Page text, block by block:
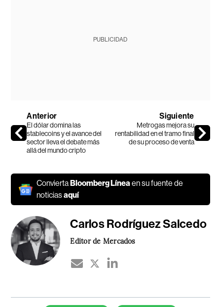
PUBLICIDAD
Anterior
El dólar domina las
stablecoins y el avance del
sector lleva el debate más
allá del mundo cripto
Siguiente
Metrogas mejora su
rentabilidad en el tramo final
de su proceso de venta
Convierta Bloomberg Líneaen su fuente de
noticiasaquí
Carlos Rodríguez Salcedo
Editor de Mercados